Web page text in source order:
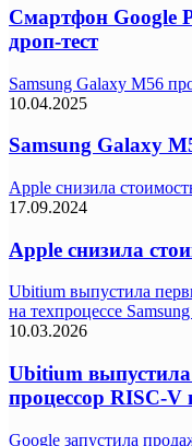
Смартфон Google
дроп-тест
Samsung Galaxy M56
10.04.2025
Samsung Galaxy
Apple снизила
17.09.2024
Apple снизила
Ubitium выпустила
на техпроцессе
10.03.2026
Ubitium
процессор RISC-V
Google запустила